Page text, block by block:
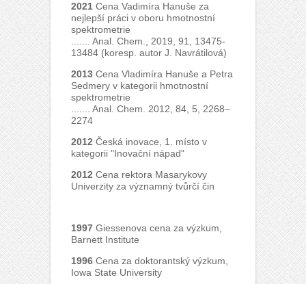
2021 Cena Vadimíra Hanuše za
nejlepší práci v oboru hmotnostní
spektrometrie
....... Anal. Chem., 2019, 91, 13475-
13484 (koresp. autor J. Navrátilová)
2013 Cena Vladimíra Hanuše a Petra
Sedmery v kategorii hmotnostní
spektrometrie
....... Anal. Chem. 2012, 84, 5, 2268–
2274
2012 Česká inovace, 1. místo v
kategorii "Inovační nápad"
2012 Cena rektora Masarykovy
Univerzity za významný tvůrčí čin
1997 Giessenova cena za výzkum,
Barnett Institute
1996 Cena za doktorantský výzkum,
Iowa State University